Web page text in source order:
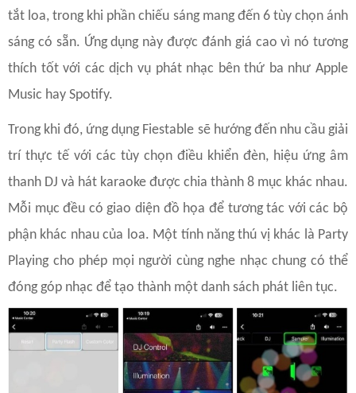
tắt loa, trong khi phần chiếu sáng mang đến 6 tùy chọn ánh
sáng có sẵn. Ứng dụng này được đánh giá cao vì nó tương
thích tốt với các dịch vụ phát nhạc bên thứ ba như Apple
Music hay Spotify.
Trong khi đó, ứng dụng Fiestable sẽ hướng đến nhu cầu giải
trí thực tế với các tùy chọn điều khiển đèn, hiệu ứng âm
thanh DJ và hát karaoke được chia thành 8 mục khác nhau.
Mỗi mục đều có giao diện đồ họa để tương tác với các bộ
phận khác nhau của loa. Một tính năng thú vị khác là Party
Playing cho phép mọi người cùng nghe nhạc chung có thể
đóng góp nhạc để tạo thành một danh sách phát liên tục.